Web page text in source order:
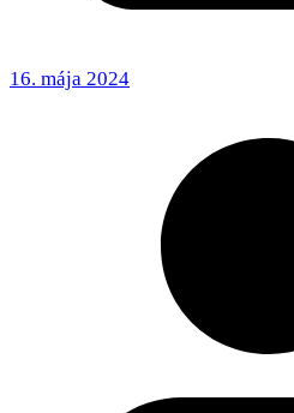
16. mája 2024